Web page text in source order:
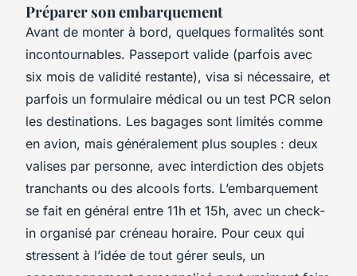
Préparer son embarquement
Avant de monter à bord, quelques formalités sont
incontournables. Passeport valide (parfois avec
six mois de validité restante), visa si nécessaire, et
parfois un formulaire médical ou un test PCR selon
les destinations. Les bagages sont limités comme
en avion, mais généralement plus souples : deux
valises par personne, avec interdiction des objets
tranchants ou des alcools forts. L’embarquement
se fait en général entre 11h et 15h, avec un check-
in organisé par créneau horaire. Pour ceux qui
stressent à l’idée de tout gérer seuls, un